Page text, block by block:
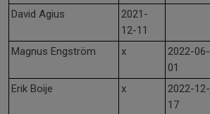
David Agius
2021-
12-11
Magnus Engström
x
2022-06-
01
Erik Boije
x
2022-12-
17